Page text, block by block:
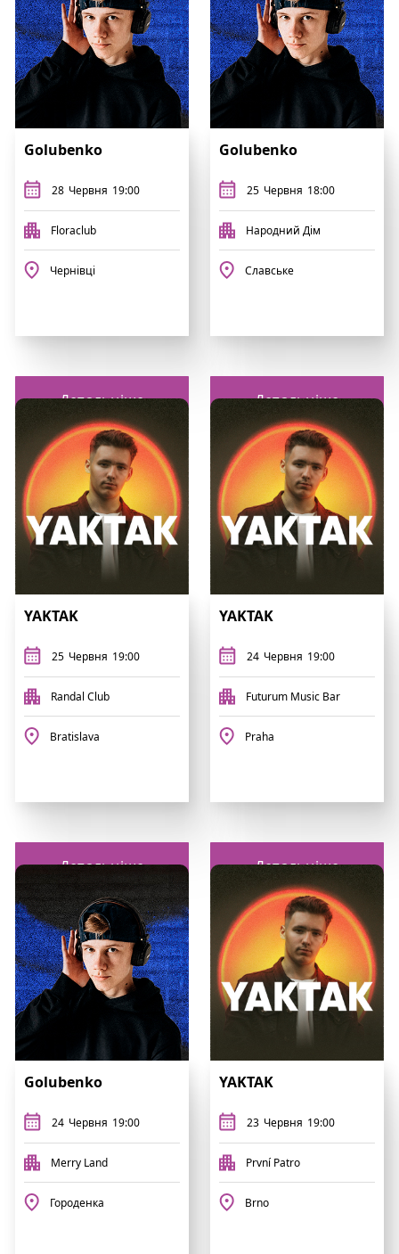
Golubenko
28 Червня 19:00
Floraclub
Чернівці
Детальніше
Golubenko
25 Червня 18:00
Народний Дім
Славське
Детальніше
YAKTAK
25 Червня 19:00
Randal Club
Bratislava
Детальніше
YAKTAK
24 Червня 19:00
Futurum Music Bar
Praha
Детальніше
Golubenko
24 Червня 19:00
Merry Land
Городенка
YAKTAK
23 Червня 19:00
První Patro
Brno